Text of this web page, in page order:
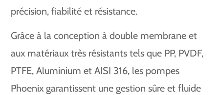
précision, fiabilité et résistance.
Grâce à la conception à double membrane et
aux matériaux très résistants tels que PP, PVDF,
PTFE, Aluminium et AISI 316, les pompes
Phoenix garantissent une gestion sûre et fluide